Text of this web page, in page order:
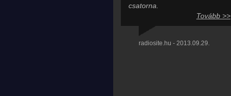
csatorna.
Tovább >>
radiosite.hu - 2013.09.29.